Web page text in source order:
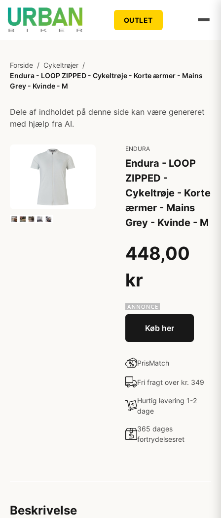
OUTLET
Forside / Cykeltrøjer /
Endura - LOOP ZIPPED - Cykeltrøje - Korte ærmer - Mains
Grey - Kvinde - M
Dele af indholdet på denne side kan være genereret
med hjælp fra AI.
ENDURA
Endura - LOOP
ZIPPED -
Cykeltrøje - Korte
ærmer - Mains
Grey - Kvinde - M
448,00
kr
Køb her
PrisMatch
Fri fragt over kr. 349
Hurtig levering 1-2
dage
365 dages
fortrydelsesret
Beskrivelse